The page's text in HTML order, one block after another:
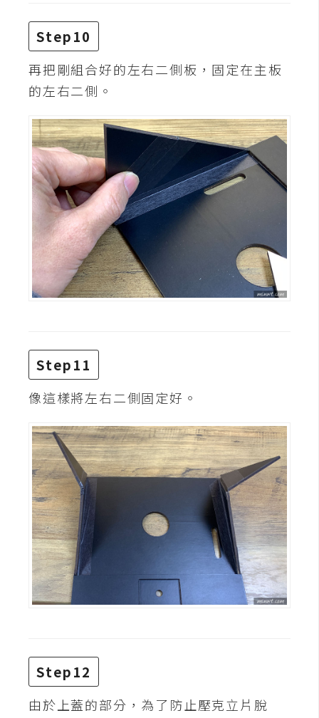
免
費
圖
示
免
費
版
型
M
A
C
箱
梅
發
熱
門
文
章
全
覽
合
Step10
再把剛組合好的左右二側板，固定在主板
的左右二側。
Step11
像這樣將左右二側固定好。
Step12
由於上蓋的部分，為了防止壓克立片脫